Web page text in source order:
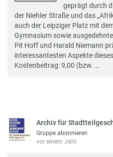
geprägt durch
der Niehler Straße und das
auch der Leipziger Platz mit
Gymnasium sowie
Pit Hoff und Harald Niemann
interessantesten Aspekte
Kostenbeitrag: 9,00 (bzw. …
Archiv für
Gruppe abonnieren
vor einem Jahr